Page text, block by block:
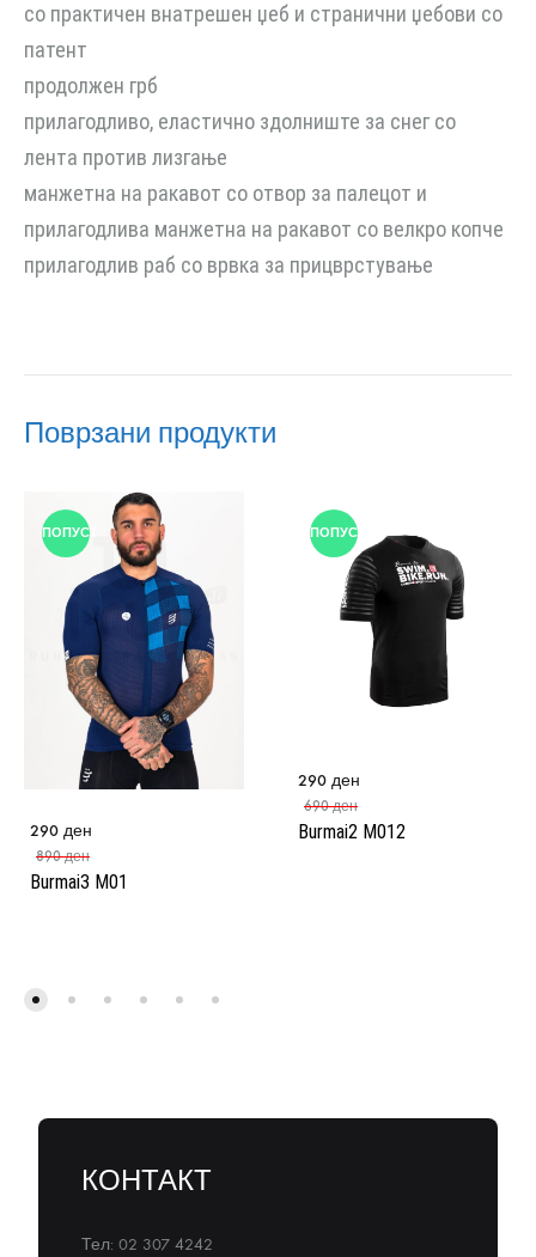
со практичен внатрешен џеб и странични џебови со
патент
продолжен грб
прилагодливо, еластично здолниште за снег со
лента против лизгање
манжетна на ракавот со отвор за палецот и
прилагодлива манжетна на ракавот со велкро копче
прилагодлив раб со врвка за прицврстување
Поврзани продукти
ПОПУСТ
Burmai3 M01
290 ден
890ден
ПОПУСТ
Burmai2 M012
290 ден
690ден
КОНТАКТ
Тел: 02 307 4242